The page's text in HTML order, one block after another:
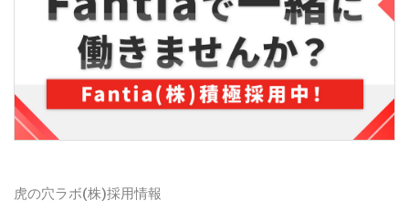
虎の穴ラボ(株)採用情報